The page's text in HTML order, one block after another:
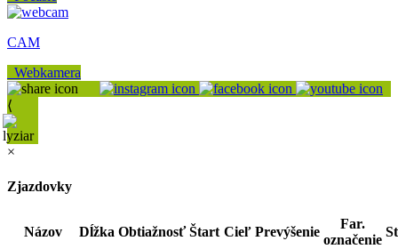
CAM
Webkamera
⟨
×
Zjazdovky
Názov Dĺžka Obtiažnosť Štart Cieľ Prevýšenie
Far.
označenie